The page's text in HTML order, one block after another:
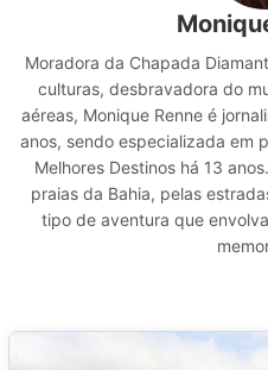
Moradora da Chapada
culturas, desbravadora do
aéreas, Monique Renne é
anos, sendo especializada em
Melhores Destinos há 13
praias da Bahia, pelas
tipo de aventura que